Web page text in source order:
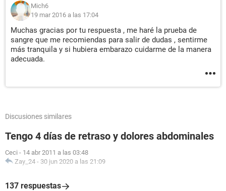
Mich6
19 mar 2016 a las 17:04
Muchas gracias por tu respuesta , me haré la prueba de
sangre que me recomiendas para salir de dudas , sentirme
más tranquila y si hubiera embarazo cuidarme de la manera
adecuada.
Discusiones similares
Tengo 4 días de retraso y dolores abdominales
Ceci - 14 abr 2011 a las 03:48
Zay_24 - 30 jun 2020 a las 21:09
137 respuestas